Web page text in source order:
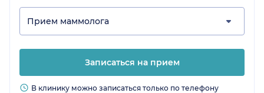
Прием маммолога
Записаться на прием
В клинику можно записаться только по телефону